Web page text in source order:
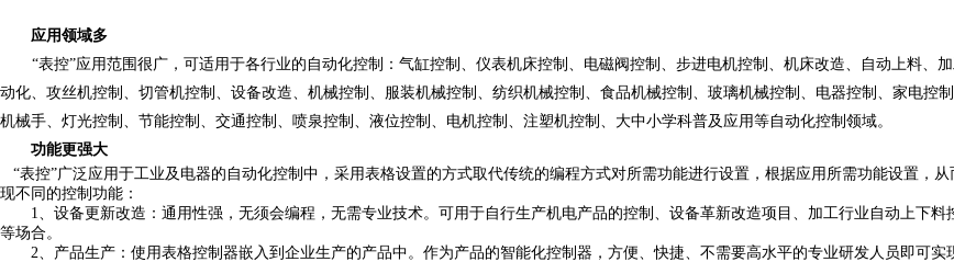
应用领域多
“表控”应用范围很广，可适用于各行业的自动化控制：气缸控制、仪表机床控制、电磁阀控制、步进电机控制、机床改造、自动上料、加
动化、攻丝机控制、切管机控制、设备改造、机械控制、服装机械控制、纺织机械控制、食品机械控制、玻璃机械控制、电器控制、家电控制
机械手、灯光控制、节能控制、交通控制、喷泉控制、液位控制、电机控制、注塑机控制、大中小学科普及应用等自动化控制领域。
功能更强大
“表控”广泛应用于工业及电器的自动化控制中，采用表格设置的方式取代传统的编程方式对所需功能进行设置，根据应用所需功能设置，从
现不同的控制功能：
1、设备更新改造：通用性强，无须会编程，无需专业技术。可用于自行生产机电产品的控制、设备革新改造项目、加工行业自动上下料
等场合。
2、产品生产：使用表格控制器嵌入到企业生产的产品中。作为产品的智能化控制器，方便、快捷、不需要高水平的专业研发人员即可实